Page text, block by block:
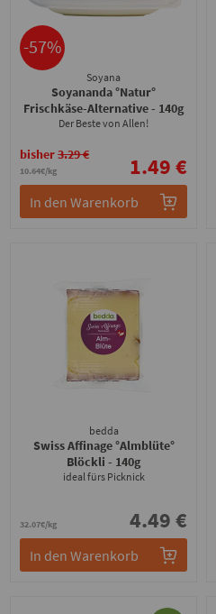
-57%
Soyana
Soyananda °Natur°
Frischkäse-Alternative- 140g
Der Beste von Allen!
10.64€/kg
bisher3.29 € 1.49 €
In den Warenkorb
bedda
Swiss Affinage °Almblüte°
Blöckli- 140g
ideal fürs Picknick
32.07€/kg 4.49 €
In den Warenkorb